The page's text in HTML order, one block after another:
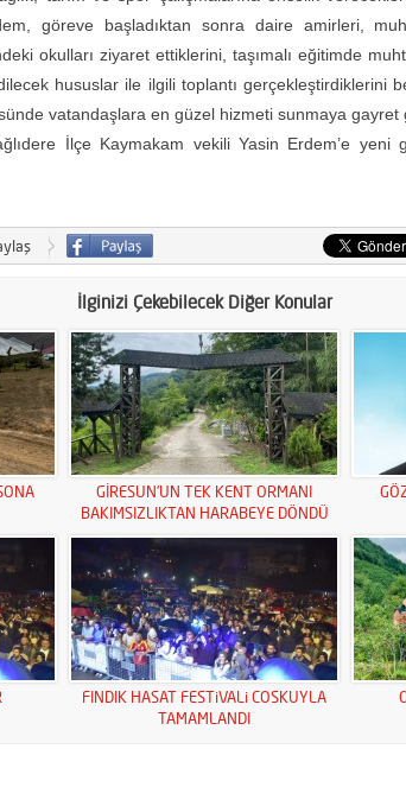
göreve başladıktan sonra daire amirleri,
okulları ziyaret ettiklerini, taşımalı eğitimde
hususlar ile ilgili toplantı gerçekleştirdiklerini
vatandaşlara en güzel hizmeti sunmaya gayret
İlçe Kaymakam vekili Yasin Erdem’e yeni
İlginizi Çekebilecek Diğer Konular
GİRESUN’UN TEK KENT ORMANI
BAKIMSIZLIKTAN HARABEYE DÖNDÜ
FINDIK HASAT FESTiVALi COSKUYLA
TAMAMLANDI